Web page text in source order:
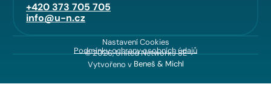
+420 373 705 705
info@u-n.cz
Nastavení Cookies
Podmínky ochrany osobních údajů
© 2026, United Networks SE
Vytvořeno v Beneš & Michl